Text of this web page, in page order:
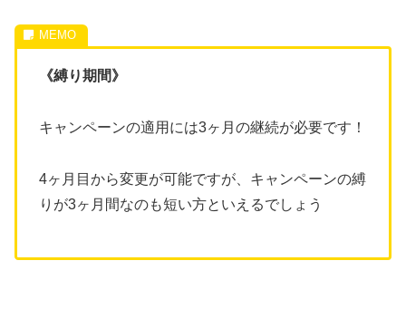
《縛り期間》
キャンペーンの適用には3ヶ月の継続が必要です！
4ヶ月目から変更が可能ですが、キャンペーンの縛
りが3ヶ月間なのも短い方といえるでしょう